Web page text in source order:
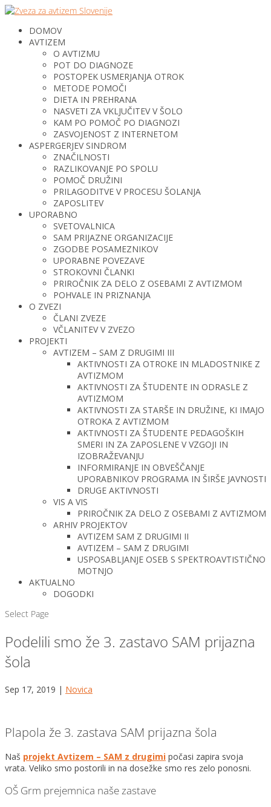
DOMOV
AVTIZEM
O AVTIZMU
POT DO DIAGNOZE
POSTOPEK USMERJANJA OTROK
METODE POMOČI
DIETA IN PREHRANA
NASVETI ZA VKLJUČITEV V ŠOLO
KAM PO POMOČ PO DIAGNOZI
ZASVOJENOST Z INTERNETOM
ASPERGERJEV SINDROM
ZNAČILNOSTI
RAZLIKOVANJE PO SPOLU
POMOČ DRUŽINI
PRILAGODITVE V PROCESU ŠOLANJA
ZAPOSLITEV
UPORABNO
SVETOVALNICA
SAM PRIJAZNE ORGANIZACIJE
ZGODBE POSAMEZNIKOV
UPORABNE POVEZAVE
STROKOVNI ČLANKI
PRIROČNIK ZA DELO Z OSEBAMI Z AVTIZMOM
POHVALE IN PRIZNANJA
O ZVEZI
ČLANI ZVEZE
VČLANITEV V ZVEZO
PROJEKTI
AVTIZEM – SAM Z DRUGIMI III
AKTIVNOSTI ZA OTROKE IN MLADOSTNIKE Z
AVTIZMOM
AKTIVNOSTI ZA ŠTUDENTE IN ODRASLE Z
AVTIZMOM
AKTIVNOSTI ZA STARŠE IN DRUŽINE, KI IMAJO
OTROKA Z AVTIZMOM
AKTIVNOSTI ZA ŠTUDENTE PEDAGOŠKIH
SMERI IN ZA ZAPOSLENE V VZGOJI IN
IZOBRAŽEVANJU
INFORMIRANJE IN OBVEŠČANJE
UPORABNIKOV PROGRAMA IN ŠIRŠE JAVNOSTI
DRUGE AKTIVNOSTI
VIS A VIS
PRIROČNIK ZA DELO Z OSEBAMI Z AVTIZMOM
ARHIV PROJEKTOV
AVTIZEM SAM Z DRUGIMI II
AVTIZEM – SAM Z DRUGIMI
USPOSABLJANJE OSEB S SPEKTROAVTISTIČNO
MOTNJO
AKTUALNO
DOGODKI
Select Page
Podelili smo že 3. zastavo SAM prijazna
šola
Sep 17, 2019 | Novica
Plapola že 3. zastava SAM prijazna šola
Naš projekt Avtizem – SAM z drugimi počasi zapira svoja
vrata. Veliko smo postorili in na dosežke smo res zelo ponosni.
OŠ Grm prejemnica naše zastave